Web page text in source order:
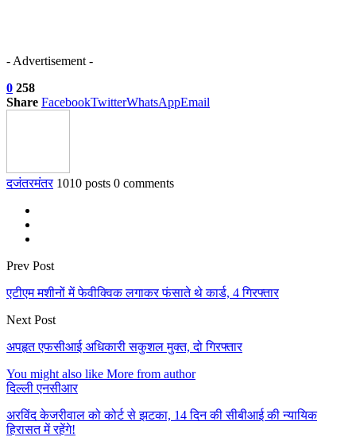
- Advertisement -
0 258
Share FacebookTwitterWhatsAppEmail
दजंतरमंतर 1010 posts 0 comments
Prev Post
एटीएम मशीनों में फेवीक्विक लगाकर फंसाते थे कार्ड, 4 गिरफ्तार
Next Post
अपहृत एफसीआई अधिकारी सकुशल मुक्त, दो गिरफ्तार
You might also like More from author
दिल्ली एनसीआर
अरविंद केजरीवाल को कोर्ट से झटका, 14 दिन की सीबीआई की न्यायिक
हिरासत में रहेंगे!